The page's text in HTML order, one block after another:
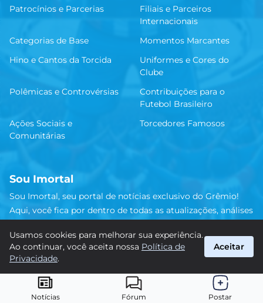
Notícias Fórum Postar
Patrocínios e Parcerias
Filiais e Parceiros
Internacionais
Categorias de Base
Momentos Marcantes
Hino e Cantos da Torcida
Uniformes e Cores do
Clube
Polêmicas e Controvérsias
Contribuições para o
Futebol Brasileiro
Ações Sociais e
Comunitárias
Torcedores Famosos
Sou Imortal
Sou Imortal, seu portal de notícias exclusivo do Grêmio!
Aqui, você fica por dentro de todas as atualizações, análises
detalhe da trajetória do nosso time rumo às vitórias!
#Grêmio #SouImortal
© 2026 Sou Imortal. Todos os direitos reservados.
Usamos cookies para melhorar sua experiência.
Ao continuar, você aceita nossa Política de
Privacidade.
Aceitar